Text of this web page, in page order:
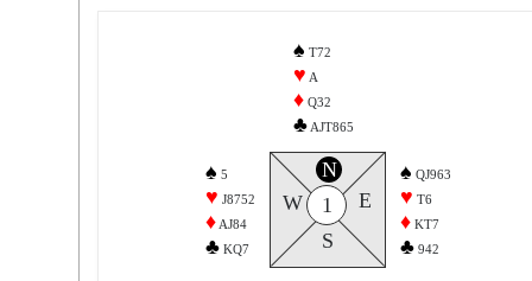
♠ T72
♥ A
♦ Q32
♣ AJT865
♠ 5
♥ J8752
♦ AJ84
♣ KQ7
N
S
W E
1
♠ QJ963
♥ T6
♦ KT7
♣ 942